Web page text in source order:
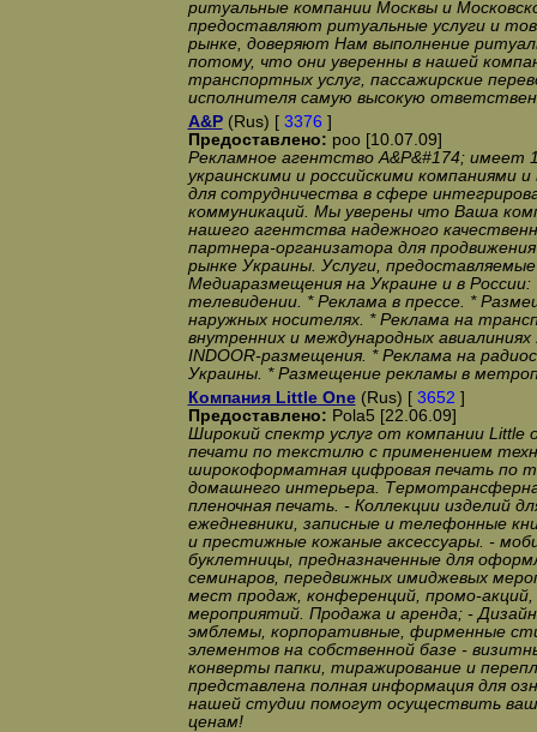
ритуальные компании Москвы и
предоставляют ритуальные услуги и
рынке, доверяют Нам выполнение
потому, что они уверенны в нашей
транспортных услуг, пассажирские
исполнителя самую высокую
A&P(Rus) [ 3376 ]
Предоставлено: poo [10.07.09]
Рекламное агентство A&P&#174;
украинскими и российскими компаниями
для сотрудничества в сфере
коммуникаций. Мы уверены что Ваша
нашего агентства надежного
партнера-организатора для
рынке Украины. Услуги, предоставляемые
Медиаразмещения на Украине и в
телевидении. * Реклама в прессе. *
наружных носителях. * Реклама на
внутренних и международных авиалиниях
INDOOR-размещения. * Реклама на
Украины. * Размещение рекламы в
Компания Little One(Rus) [ 3652 ]
Предоставлено: Pola5 [22.06.09]
Широкий спектр услуг от компании Little
печати по текстилю с применением
широкоформатная цифровая печать по
домашнего интерьера.
пленочная печать. - Коллекции изделий
ежедневники, записные и телефонные
и престижные кожаные аксессуары. -
буклетницы, предназначенные для
семинаров, передвижных имиджевых
мест продаж, конференций, промо-
мероприятий. Продажа и аренда; -
эмблемы, корпоративные, фирменные
элементов на собственной базе -
конверты папки, тиражирование и
представлена полная информация для
нашей студии помогут осуществить
ценам!